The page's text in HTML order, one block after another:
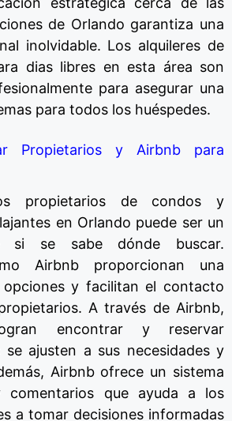
de Orlando garantiza una
inolvidable. Los alquileres de
dias libres en esta área son
para asegurar una
para todos los huéspedes.
Propietarios y Airbnb para
propietarios de condos y
en Orlando puede ser un
si se sabe dónde buscar.
Airbnb proporcionan una
opciones y facilitan el contacto
A través de Airbnb,
encontrar y reservar
se ajusten a sus necesidades y
Airbnb ofrece un sistema
comentarios que ayuda a los
a tomar decisiones informadas